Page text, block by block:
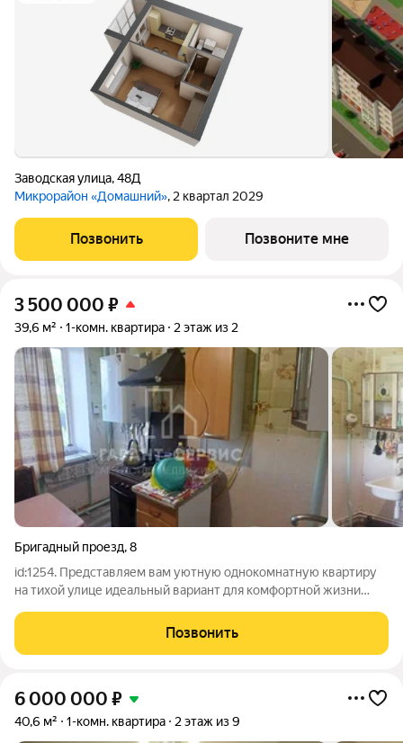
Заводская улица,48Д
Микрорайон «Домашний», 2 квартал 2029
Позвонить Позвоните мне
3 500 000 ₽
39,6 м² 1-комн. квартира 2 этаж из 2
Бригадный проезд,8
id:1254. Представляем вам уютную однокомнатную квартиру
на тихой улице идеальный вариант для комфортной жизни
двухэтажного кирпичного дома (вторичный рынок), эта
квартира сочетает в себе
Позвонить
6 000 000 ₽
40,6 м² 1-комн. квартира 2 этаж из 9